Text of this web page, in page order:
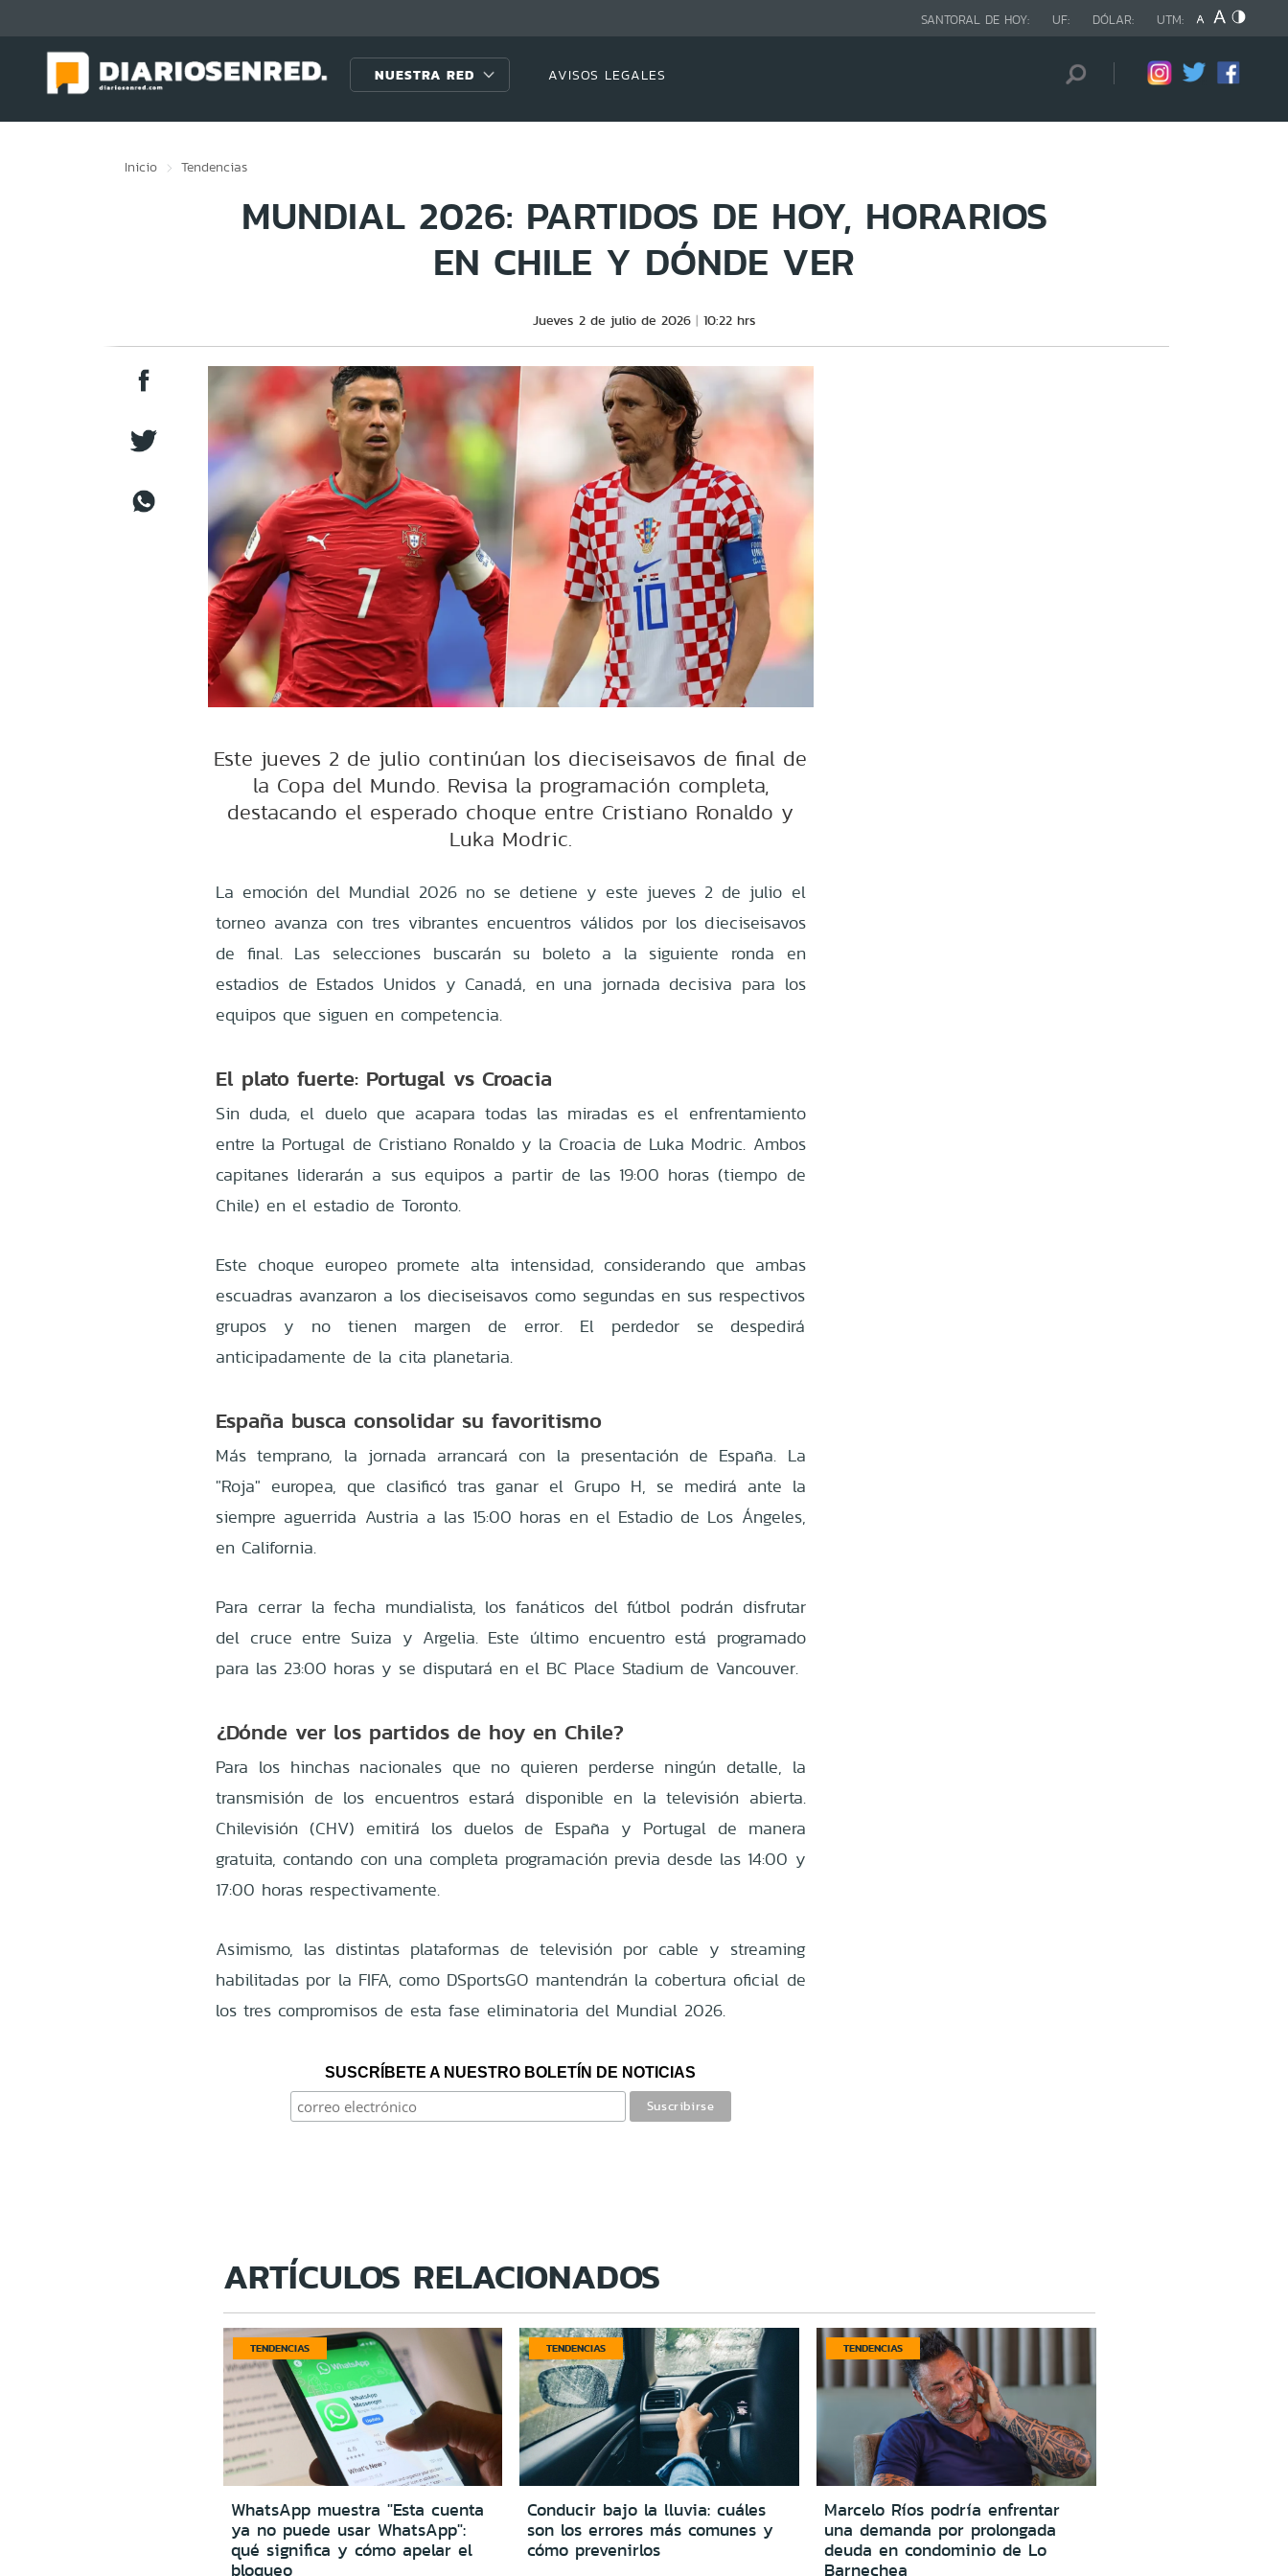
SANTORAL DE HOY: UF: DÓLAR: UTM:
NUESTRA RED AVISOS LEGALES
Inicio Tendencias
MUNDIAL 2026: PARTIDOS DE HOY, HORARIOS
EN CHILE Y DÓNDE VER
Jueves 2 de julio de 2026 10:22 hrs
Este jueves 2 de julio continúan los dieciseisavos de final de
la Copa del Mundo. Revisa la programación completa,
destacando el esperado choque entre Cristiano Ronaldo y
Luka Modric.
La emoción del Mundial 2026 no se detiene y este jueves 2 de julio el
torneo avanza con tres vibrantes encuentros válidos por los dieciseisavos
de final. Las selecciones buscarán su boleto a la siguiente ronda en
estadios de Estados Unidos y Canadá, en una jornada decisiva para los
equipos que siguen en competencia.
El plato fuerte: Portugal vs Croacia
Sin duda, el duelo que acapara todas las miradas es el enfrentamiento
entre la Portugal de Cristiano Ronaldo y la Croacia de Luka Modric. Ambos
capitanes liderarán a sus equipos a partir de las 19:00 horas (tiempo de
Chile) en el estadio de Toronto.
Este choque europeo promete alta intensidad, considerando que ambas
escuadras avanzaron a los dieciseisavos como segundas en sus respectivos
grupos y no tienen margen de error. El perdedor se despedirá
anticipadamente de la cita planetaria.
España busca consolidar su favoritismo
Más temprano, la jornada arrancará con la presentación de España. La
"Roja" europea, que clasificó tras ganar el Grupo H, se medirá ante la
siempre aguerrida Austria a las 15:00 horas en el Estadio de Los Ángeles,
en California.
Para cerrar la fecha mundialista, los fanáticos del fútbol podrán disfrutar
del cruce entre Suiza y Argelia. Este último encuentro está programado
para las 23:00 horas y se disputará en el BC Place Stadium de Vancouver.
¿Dónde ver los partidos de hoy en Chile?
Para los hinchas nacionales que no quieren perderse ningún detalle, la
transmisión de los encuentros estará disponible en la televisión abierta.
Chilevisión (CHV) emitirá los duelos de España y Portugal de manera
gratuita, contando con una completa programación previa desde las 14:00 y
17:00 horas respectivamente.
Asimismo, las distintas plataformas de televisión por cable y streaming
habilitadas por la FIFA, como DSportsGO mantendrán la cobertura oficial de
los tres compromisos de esta fase eliminatoria del Mundial 2026.
SUSCRÍBETE A NUESTRO BOLETÍN DE NOTICIAS
ARTÍCULOS RELACIONADOS
TENDENCIAS
WhatsApp muestra "Esta cuenta
ya no puede usar WhatsApp":
qué significa y cómo apelar el
bloqueo
TENDENCIAS
Conducir bajo la lluvia: cuáles
son los errores más comunes y
cómo prevenirlos
TENDENCIAS
Marcelo Ríos podría enfrentar
una demanda por prolongada
deuda en condominio de Lo
Barnechea